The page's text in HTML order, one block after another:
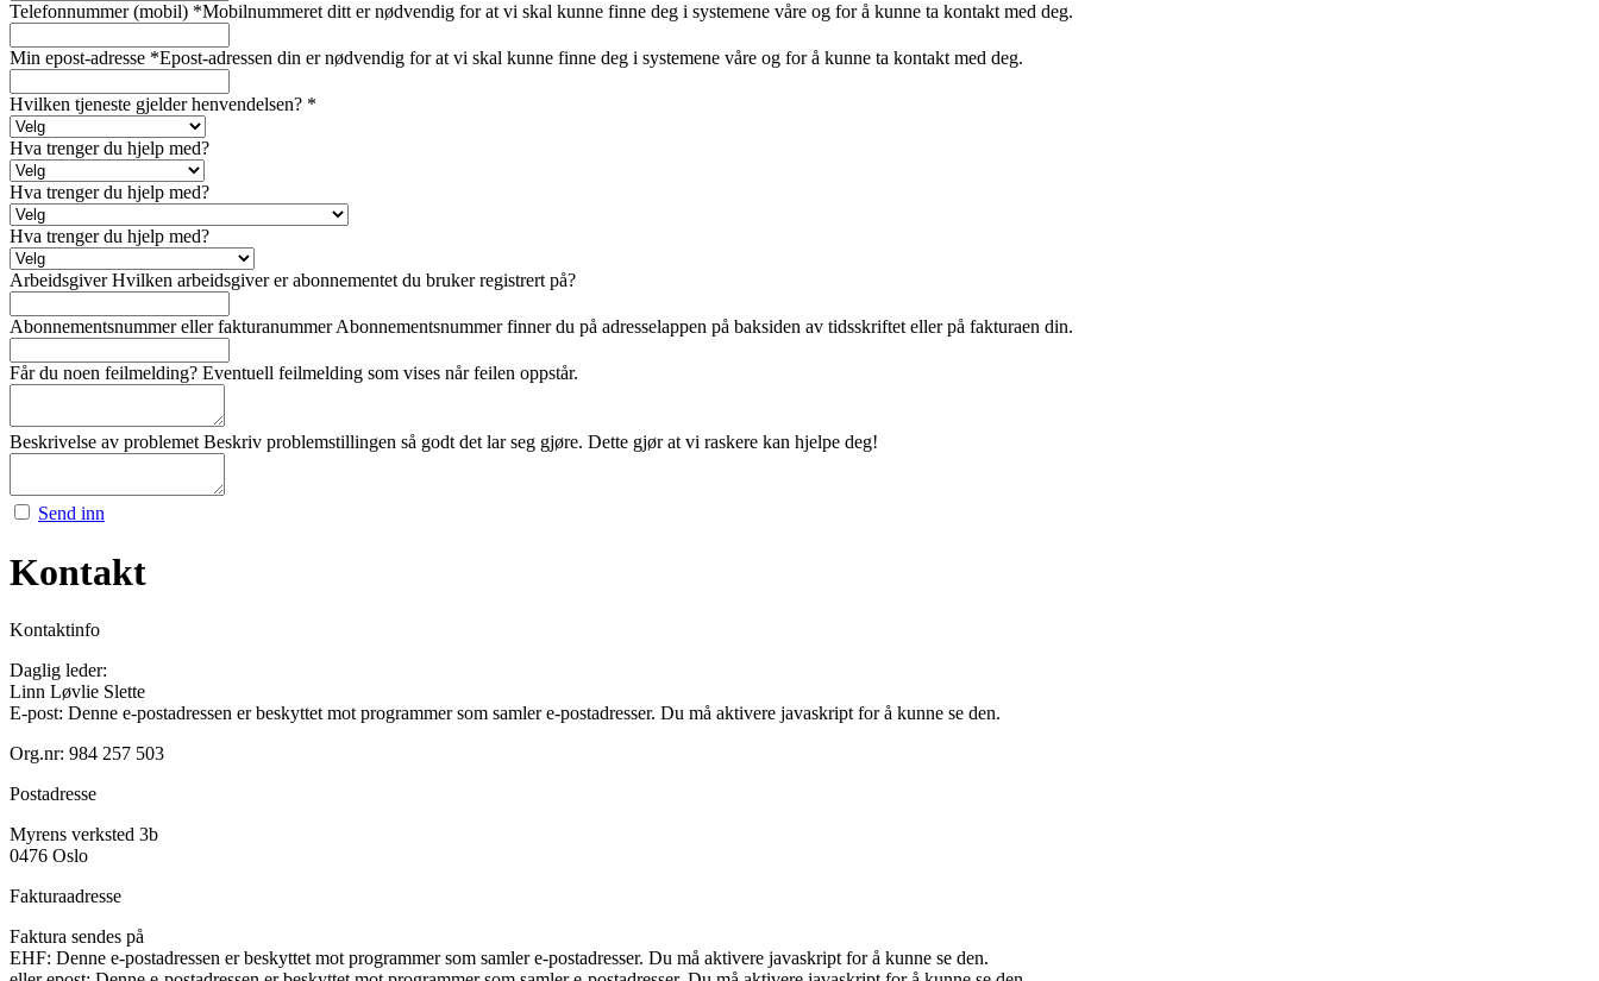
Telefonnummer (mobil) *Mobilnummeret ditt er nødvendig for at vi skal kunne finne deg i systemene våre og for å kunne ta kontakt med deg.
Min epost-adresse *Epost-adressen din er nødvendig for at vi skal kunne finne deg i systemene våre og for å kunne ta kontakt med deg.
Hvilken tjeneste gjelder henvendelsen? *
Hva trenger du hjelp med?
Hva trenger du hjelp med?
Hva trenger du hjelp med?
ArbeidsgiverHvilken arbeidsgiver er abonnementet du bruker registrert på?
Abonnementsnummer eller fakturanummerAbonnementsnummer finner du på adresselappen på baksiden av tidsskriftet eller på fakturaen din.
Får du noen feilmelding? Eventuell feilmelding som vises når feilen oppstår.
Beskrivelse av problemet Beskriv problemstillingen så godt det lar seg gjøre. Dette gjør at vi raskere kan hjelpe deg!
Send inn
Kontakt
Kontaktinfo
Daglig leder:
Linn Løvlie Slette
E-post: Denne e-postadressen er beskyttet mot programmer som samler e-postadresser. Du må aktivere javaskript for å kunne se den.
Org.nr: 984 257 503
Postadresse
Myrens verksted 3b
0476 Oslo
Fakturaadresse
Faktura sendes på
EHF: Denne e-postadressen er beskyttet mot programmer som samler e-postadresser. Du må aktivere javaskript for å kunne se den.